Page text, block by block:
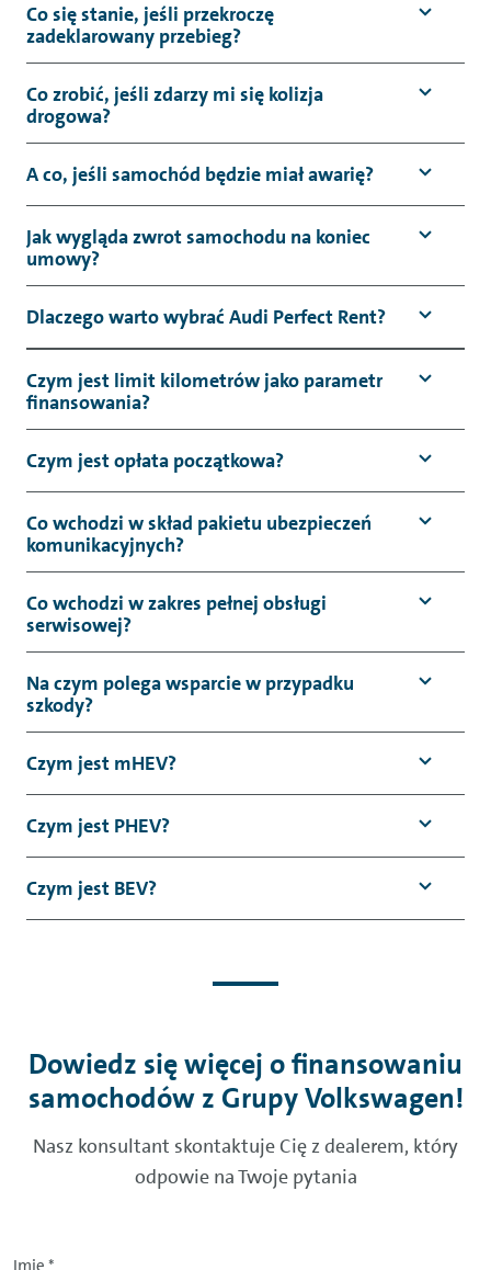
Co się stanie, jeśli przekroczę
zadeklarowany przebieg?
Co zrobić, jeśli zdarzy mi się kolizja
drogowa?
A co, jeśli samochód będzie miał awarię?
Jak wygląda zwrot samochodu na koniec
umowy?
Dlaczego warto wybrać Audi Perfect Rent?
Czym jest limit kilometrów jako parametr
finansowania?
Czym jest opłata początkowa?
Co wchodzi w skład pakietu ubezpieczeń
komunikacyjnych?
Co wchodzi w zakres pełnej obsługi
serwisowej?
Na czym polega wsparcie w przypadku
szkody?
Czym jest mHEV?
Czym jest PHEV?
Czym jest BEV?
Dowiedz się więcej o finansowaniu
samochodów z Grupy Volkswagen!
Nasz konsultant skontaktuje Cię z dealerem, który
odpowie na Twoje pytania